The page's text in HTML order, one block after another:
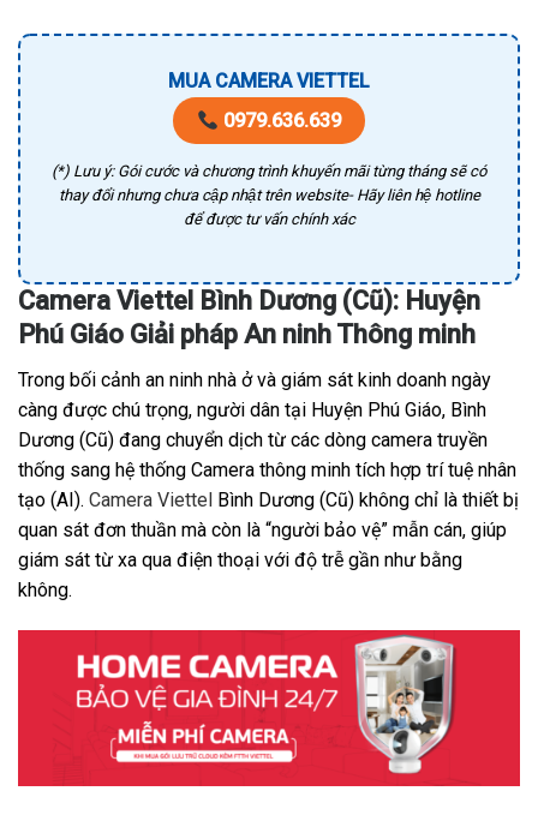
MUA CAMERA VIETTEL
0979.636.639
(*) Lưu ý: Gói cước và chương trình khuyến mãi từng tháng sẽ có
thay đổi nhưng chưa cập nhật trên website- Hãy liên hệ hotline
để được tư vấn chính xác
Camera Viettel Bình Dương (Cũ): Huyện
Phú Giáo Giải pháp An ninh Thông minh
Trong bối cảnh an ninh nhà ở và giám sát kinh doanh ngày
càng được chú trọng, người dân tại Huyện Phú Giáo, Bình
Dương (Cũ) đang chuyển dịch từ các dòng camera truyền
thống sang hệ thống Camera thông minh tích hợp trí tuệ nhân
tạo (AI). Camera Viettel Bình Dương (Cũ) không chỉ là thiết bị
quan sát đơn thuần mà còn là “người bảo vệ” mẫn cán, giúp
giám sát từ xa qua điện thoại với độ trễ gần như bằng
không.